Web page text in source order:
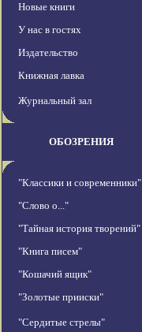
Новые книги
У нас в гостях
Издательство
Книжная лавка
Журнальный зал
ОБОЗРЕНИЯ
"Классики и современники"
"Слово о..."
"Тайная история творений"
"Книга писем"
"Кошачий ящик"
"Золотые прииски"
"Сердитые стрелы"